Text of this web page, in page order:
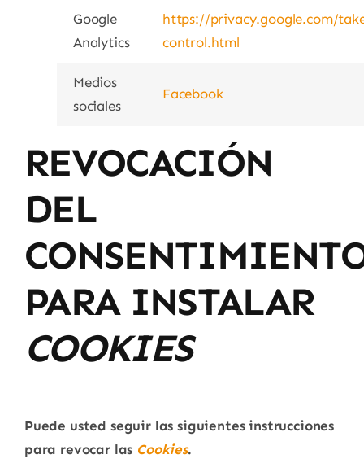
Google
Analytics
https://privacy.google.com/
control.html
Medios
sociales
Facebook
REVOCACIÓN
DEL
PARA INSTALAR
COOKIES
Puede usted seguir las siguientes instrucciones
para revocar las Cookies.